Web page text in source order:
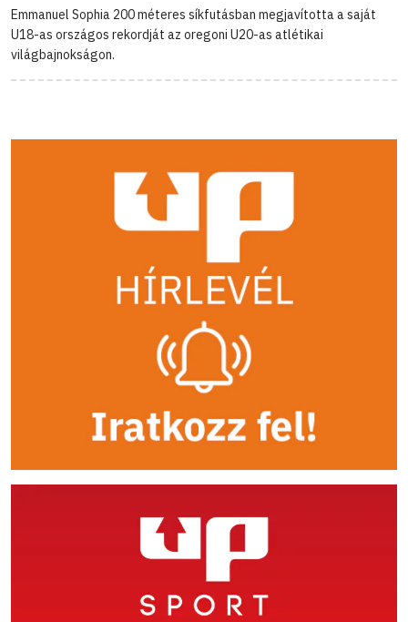
Emmanuel Sophia 200 méteres síkfutásban megjavította a saját
U18-as országos rekordját az oregoni U20-as atlétikai
világbajnokságon.